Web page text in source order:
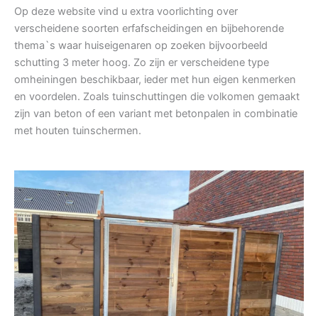
Op deze website vind u extra voorlichting over
verscheidene soorten erfafscheidingen en bijbehorende
thema`s waar huiseigenaren op zoeken bijvoorbeeld
schutting 3 meter hoog. Zo zijn er verscheidene type
omheiningen beschikbaar, ieder met hun eigen kenmerken
en voordelen. Zoals tuinschuttingen die volkomen gemaakt
zijn van beton of een variant met betonpalen in combinatie
met houten tuinschermen.